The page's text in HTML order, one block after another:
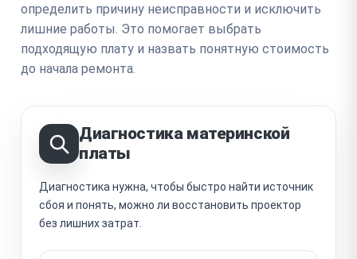
определить причину неисправности и исключить
лишние работы. Это помогает выбрать
подходящую плату и назвать понятную стоимость
до начала ремонта.
Диагностика материнской
платы
Диагностика нужна, чтобы быстро найти источник
сбоя и понять, можно ли восстановить проектор
без лишних затрат.